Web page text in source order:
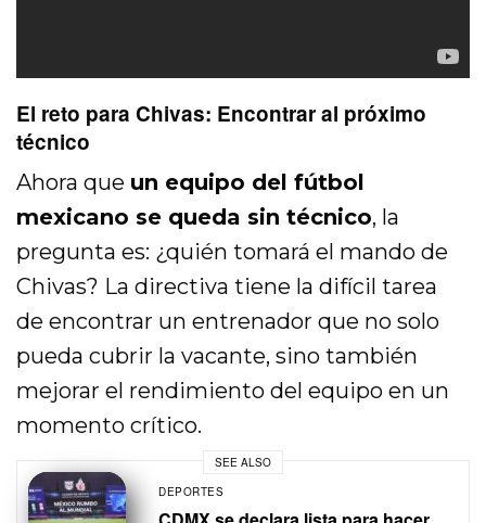
El reto para Chivas: Encontrar al próximo
técnico
Ahora que un equipo del fútbol
mexicano se queda sin técnico, la
pregunta es: ¿quién tomará el mando de
Chivas? La directiva tiene la difícil tarea
de encontrar un entrenador que no solo
pueda cubrir la vacante, sino también
mejorar el rendimiento del equipo en un
momento crítico.
SEE ALSO
DEPORTES